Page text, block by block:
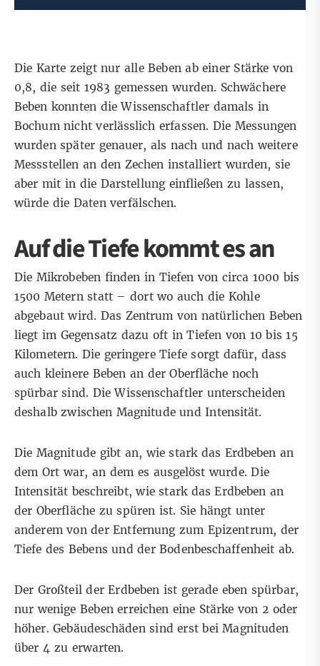
Die Karte zeigt nur alle Beben ab einer Stärke von
0,8, die seit 1983 gemessen wurden. Schwächere
Beben konnten die Wissenschaftler damals in
Bochum nicht verlässlich erfassen. Die Messungen
wurden später genauer, als nach und nach weitere
Messstellen an den Zechen installiert wurden, sie
aber mit in die Darstellung einfließen zu lassen,
würde die Daten verfälschen.
Auf die Tiefe kommt es an
Die Mikrobeben finden in Tiefen von circa 1000 bis
1500 Metern statt – dort wo auch die Kohle
abgebaut wird. Das Zentrum von natürlichen Beben
liegt im Gegensatz dazu oft in Tiefen von 10 bis 15
Kilometern. Die geringere Tiefe sorgt dafür, dass
auch kleinere Beben an der Oberfläche noch
spürbar sind. Die Wissenschaftler unterscheiden
deshalb zwischen Magnitude und Intensität.
Die Magnitude gibt an, wie stark das Erdbeben an
dem Ort war, an dem es ausgelöst wurde. Die
Intensität beschreibt, wie stark das Erdbeben an
der Oberfläche zu spüren ist. Sie hängt unter
anderem von der Entfernung zum Epizentrum, der
Tiefe des Bebens und der Bodenbeschaffenheit ab.
Der Großteil der Erdbeben ist gerade eben spürbar,
nur wenige Beben erreichen eine Stärke von 2 oder
höher. Gebäudeschäden sind erst bei Magnituden
über 4 zu erwarten.